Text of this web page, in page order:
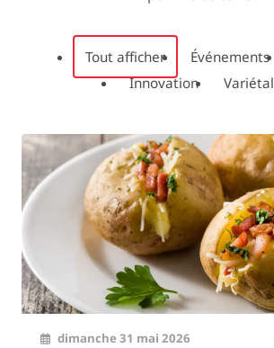
Tout afficher Événements
Innovation
Variétal
dimanche 31 mai 2026